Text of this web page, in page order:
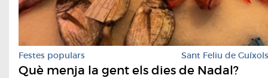
Festes populars Sant Feliu de Guíxols
Què menja la gent els dies de Nadal?